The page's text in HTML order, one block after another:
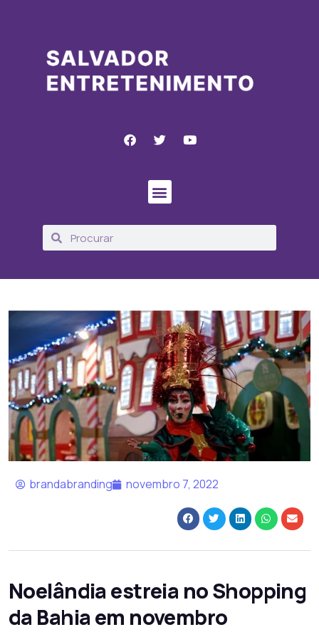
brandabranding novembro 7, 2022
Noelândia estreia no Shopping
da Bahia em novembro